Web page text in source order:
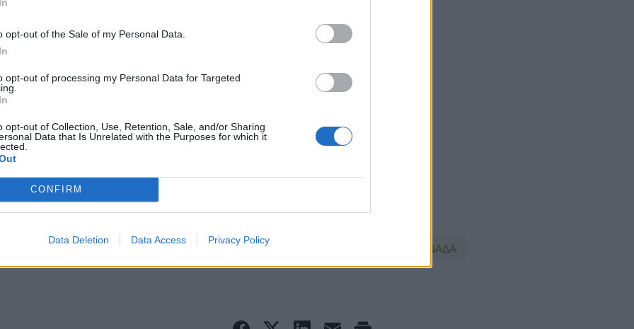
opt-out of the Sale of my Personal Data.
opt-out of processing my Personal Data for Targeted
opt-out of Collection, Use, Retention, Sale, and/or Sharing
Data that Is Unrelated with the Purposes for which it
CONFIRM
Data Deletion Data Access Privacy Policy
στα αγαπημένα σου στη
Google
MOTOR OIL ΗΛΕΚΤΡΟΠΑΡΑΓΩΓΗ ΝΕΑ ΜΟΝΑΔΑ